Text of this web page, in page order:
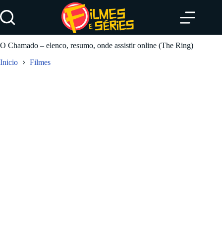
para
o
O Chamado – elenco, resumo, onde assistir online (The Ring)
Inicio Filmes